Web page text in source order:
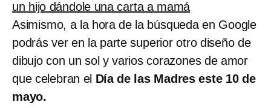
un hijo dándole una carta a mamá
Asimismo, a la hora de la búsqueda en Google
podrás ver en la parte superior otro diseño de
dibujo con un sol y varios corazones de amor
que celebran el Día de las Madres este 10 de
mayo.